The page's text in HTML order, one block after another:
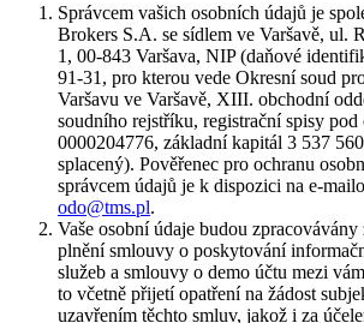
Správcem vašich osobních údajů je
Brokers S.A. se sídlem ve Varšavě, ul.
1, 00-843 Varšava, NIP (daňové
91-31, pro kterou vede Okresní soud
Varšavu ve Varšavě, XIII. obchodní
soudního rejstříku, registrační spisy
0000204776, základní kapitál 3 537
splacený). Pověřenec pro ochranu
správcem údajů je k dispozici na e-
odo@tms.pl.
Vaše osobní údaje budou zpracovávány
plnění smlouvy o poskytování
služeb a smlouvy o demo účtu mezi
to včetně přijetí opatření na žádost
uzavřením těchto smluv, jakož i za